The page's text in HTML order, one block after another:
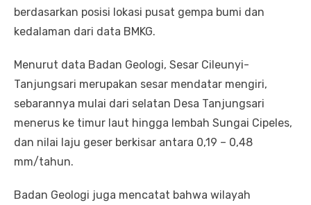
berdasarkan posisi lokasi pusat gempa bumi dan
kedalaman dari data BMKG.
Menurut data Badan Geologi, Sesar Cileunyi-
Tanjungsari merupakan sesar mendatar mengiri,
sebarannya mulai dari selatan Desa Tanjungsari
menerus ke timur laut hingga lembah Sungai Cipeles,
dan nilai laju geser berkisar antara 0,19 – 0,48
mm/tahun.
Badan Geologi juga mencatat bahwa wilayah